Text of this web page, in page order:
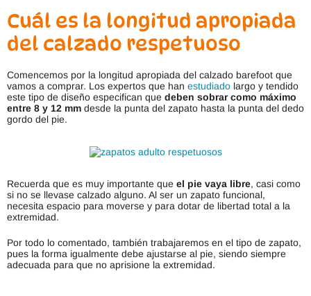
Cuál es la longitud apropiada
del calzado respetuoso
Comencemos por la longitud apropiada del calzado barefoot que
vamos a comprar. Los expertos que han estudiado largo y tendido
este tipo de diseño especifican que deben sobrar como máximo
entre 8 y 12 mm desde la punta del zapato hasta la punta del dedo
gordo del pie.
Recuerda que es muy importante que el pie vaya libre, casi como
si no se llevase calzado alguno. Al ser un zapato funcional,
necesita espacio para moverse y para dotar de libertad total a la
extremidad.
Por todo lo comentado, también trabajaremos en el tipo de zapato,
pues la forma igualmente debe ajustarse al pie, siendo siempre
adecuada para que no aprisione la extremidad.